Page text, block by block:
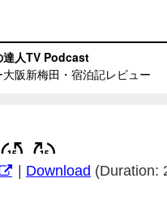
| Download (Duration: